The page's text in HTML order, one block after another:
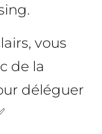
vous
de la
déléguer